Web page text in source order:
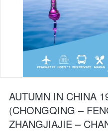
AUTUMN IN CHINA
(CHONGQING –
ZHANGJIAJIE –